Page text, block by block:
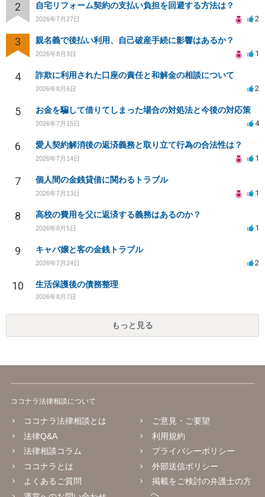
2 自宅リフォーム契約の支払い負担を回避する方法は？
2026年7月27日 2
3 親名義で後払い利用、自己破産手続に影響はあるか？
2026年8月3日 1
4 詐欺に利用された口座の責任と和解金の相談について
2026年8月6日 2
5 お金を騙して借りてしまった場合の対処法と今後の対応策
2026年7月15日 4
6 愛人契約解消後の返済義務と取り立て行為の合法性は？
2026年7月14日 1
7 個人間の金銭貸借に関わるトラブル
2026年7月13日 1
8 高校の費用を父に返済する義務はあるのか？
2026年8月5日 1
9 キャバ嬢と客の金銭トラブル
2026年7月24日 2
10 生活保護後の債務整理
2026年8月7日
もっと見る
ココナラ法律相談について
ココナラ法律相談とは
法律Q&A
法律相談コラム
ココナラとは
よくあるご質問
ご意見・ご要望
利用規約
プライバシーポリシー
外部送信ポリシー
掲載をご検討の弁護士の方
へ